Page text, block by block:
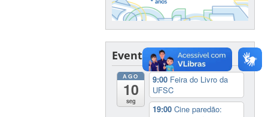
Eventos
AGO
10
seg
9:00 Feira do Livro da
UFSC
19:00Cine paredão: